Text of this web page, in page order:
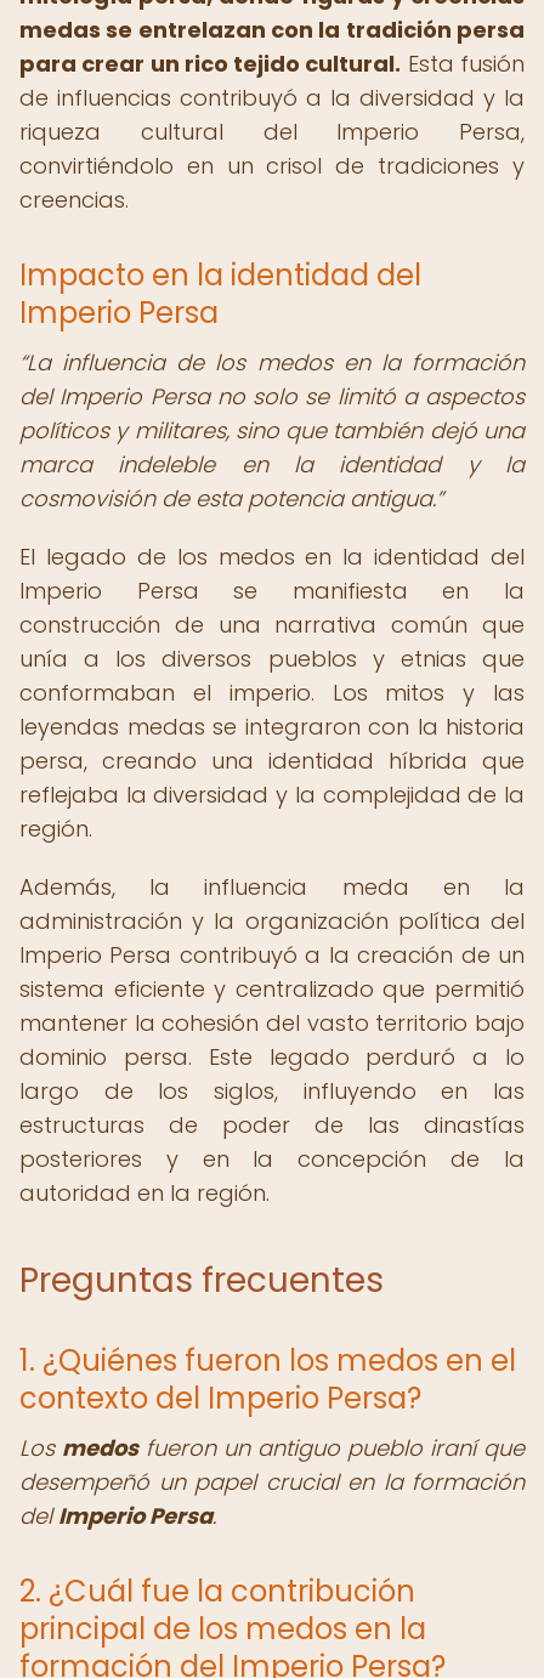
medas se entrelazan con la tradición persa
para crear un rico tejido cultural. Esta fusión
de influencias contribuyó a la diversidad y la
riqueza cultural del Imperio Persa,
convirtiéndolo en un crisol de tradiciones y
creencias.
Impacto en la identidad del
Imperio Persa
“La influencia de los medos en la formación
del Imperio Persa no solo se limitó a aspectos
políticos y militares, sino que también dejó una
marca indeleble en la identidad y la
cosmovisión de esta potencia antigua.”
El legado de los medos en la identidad del
Imperio Persa se manifiesta en la
construcción de una narrativa común que
unía a los diversos pueblos y etnias que
conformaban el imperio. Los mitos y las
leyendas medas se integraron con la historia
persa, creando una identidad híbrida que
reflejaba la diversidad y la complejidad de la
región.
Además, la influencia meda en la
administración y la organización política del
Imperio Persa contribuyó a la creación de un
sistema eficiente y centralizado que permitió
mantener la cohesión del vasto territorio bajo
dominio persa. Este legado perduró a lo
largo de los siglos, influyendo en las
estructuras de poder de las dinastías
posteriores y en la concepción de la
autoridad en la región.
Preguntas frecuentes
1. ¿Quiénes fueron los medos en el
contexto del Imperio Persa?
Los medosfueron un antiguo pueblo iraní que
desempeñó un papel crucial en la formación
delImperio Persa.
2. ¿Cuál fue la contribución
principal de los medos en la
formación del Imperio Persa?